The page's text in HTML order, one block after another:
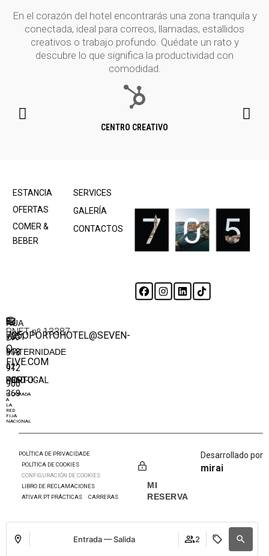
Entrada — Salida 2
En el corazón del hotel encontrarás una zona tranquila y
conectada, ideal para correos, llamadas, estallidos
creativos o trabajo profundo. Quédate un rato y
descubre lo que significa la productividad con
comodidad.
CENTRO CREATIVO
ESTANCIA
OFERTAS
COMER &
BEBER
SERVICES
GALERÍA
CONTACTOS
RUA
DA
MATERNIDADE
62
4050-
369
PORTO
PORTUGAL
+351
918
912
900
*LLAMADA
A
LA
RED
FIJA
NACIONAL
705OPORTOHOTEL@SEVEN-
O-
FIVE.COM
RNET nº 13387
POLÍTICA DE PRIVACIDADE
POLÍTICA DE COOKIES
CONFIGURACIÓN DE COOKIES
LIBRO DE RECLAMACIONES
ATIVAR.PT PRÁCTICAS
CARRERAS
MI
RESERVA
Desarrollado por
mirai